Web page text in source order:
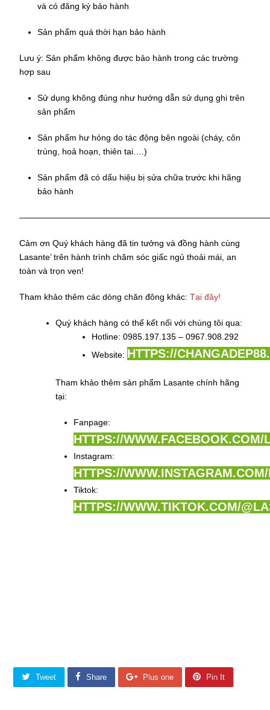
và có đăng ký bảo hành
Sản phẩm quá thời hạn bảo hành
Lưu ý: Sản phẩm không được bảo hành trong các trường
hợp sau
Sử dụng không đúng như hướng dẫn sử dụng ghi trên
sản phẩm
Sản phẩm hư hỏng do tác động bên ngoài (cháy, côn
trùng, hoả hoạn, thiên tai….)
Sản phẩm đã có dấu hiệu bị sửa chữa trước khi hãng
bảo hành
Cảm ơn Quý khách hàng đã tin tưởng và đồng hành cùng
Lasante’ trên hành trình chăm sóc giấc ngủ thoải mái, an
toàn và trọn vẹn!
Tham khảo thêm các dòng chăn đông khác:Tại đây!
Quý khách hàng có thể kết nối với chúng tôi qua:
Hotline: 0985.197.135 – 0967.908.292
Website: HTTPS://
Tham khảo thêm sản phẩm Lasante chính hãng
tại:
Fanpage:
HTTPS://WWW.FACEBOOK.COM/
Instagram:
HTTPS://
Tiktok:
HTTPS://WWW.TIKTOK.COM/
Tweet Share Plus one Pin It